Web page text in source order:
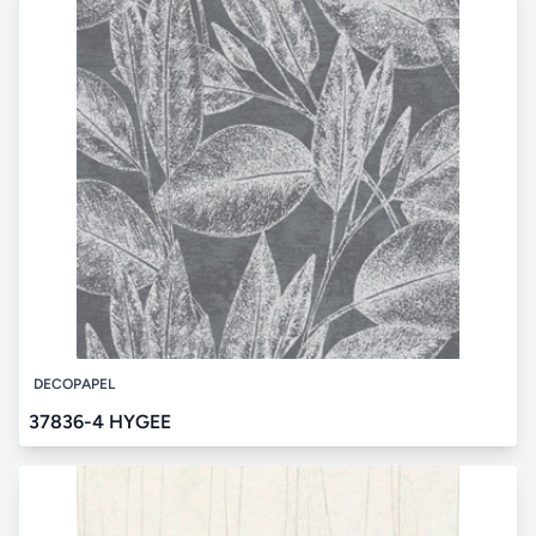
DECOPAPEL
37836-4 HYGEE